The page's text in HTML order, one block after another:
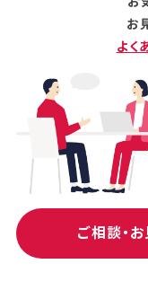
お
よく
ご相談・